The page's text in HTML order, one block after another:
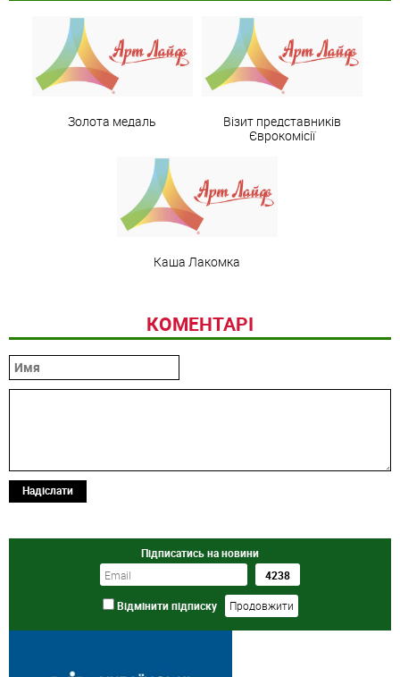
Золота медаль
Візит представників
Єврокомісії
Каша Лакомка
КОМЕНТАРІ
Надіслати
Підписатись на новини
Відмінити підписку